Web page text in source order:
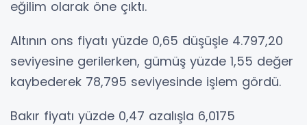
eğilim olarak öne çıktı.
Altının ons fiyatı yüzde 0,65 düşüşle 4.797,20
seviyesine gerilerken, gümüş yüzde 1,55 değer
kaybederek 78,795 seviyesinde işlem gördü.
Bakır fiyatı yüzde 0,47 azalışla 6,0175